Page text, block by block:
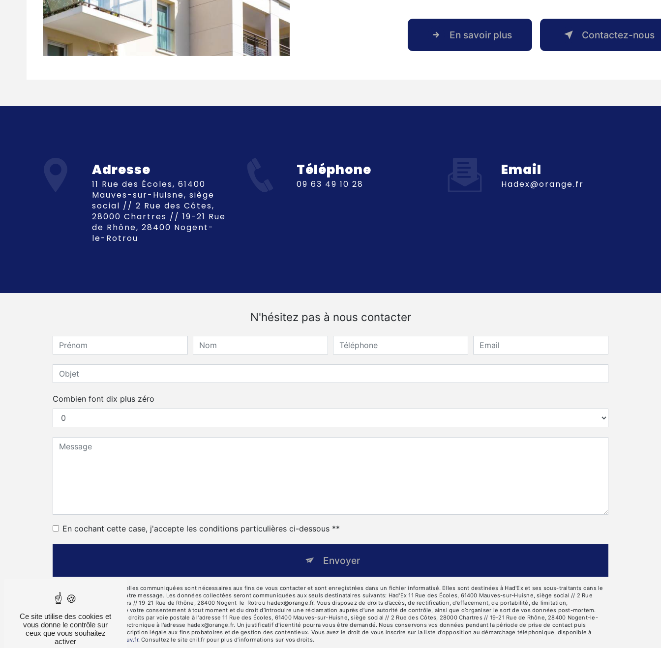
En savoir plus Contactez-nous
Adresse
11 Rue des Écoles, 61400
Mauves-sur-Huisne, siège
social // 2 Rue des Côtes,
28000 Chartres // 19-21 Rue
de Rhône, 28400 Nogent-
le-Rotrou
Téléphone
09 63 49 10 28
Email
hadex@orange.fr
N'hésitez pas à nous contacter
Combien font dix plus zéro
En cochant cette case, j'accepte les conditions particulières ci-dessous **
Envoyer
** Les données personnelles communiquées sont nécessaires aux fins de vous contacter et sont enregistrées dans un fichier informatisé. Elles sont destinées à Had'Ex et ses sous-traitants dans le
seul but de répondre à votre message. Les données collectées seront communiquées aux seuls destinataires suivants: Had'Ex 11 Rue des Écoles, 61400 Mauves-sur-Huisne, siège social // 2 Rue
des Côtes, 28000 Chartres // 19-21 Rue de Rhône, 28400 Nogent-le-Rotrou hadex@orange.fr. Vous disposez de droits d’accès, de rectification, d’effacement, de portabilité, de limitation,
d’opposition, de retrait de votre consentement à tout moment et du droit d’introduire une réclamation auprès d’une autorité de contrôle, ainsi que d’organiser le sort de vos données post-mortem.
Vous pouvez exercer ces droits par voie postale à l'adresse 11 Rue des Écoles, 61400 Mauves-sur-Huisne, siège social // 2 Rue des Côtes, 28000 Chartres // 19-21 Rue de Rhône, 28400 Nogent-le-
Rotrou ou par courrier électronique à l'adresse hadex@orange.fr. Un justificatif d'identité pourra vous être demandé. Nous conservons vos données pendant la période de prise de contact puis
pendant la durée de prescription légale aux fins probatoires et de gestion des contentieux. Vous avez le droit de vous inscrire sur la liste d'opposition au démarchage téléphonique, disponible à
cette adresse:
Bloctel.gouv.fr. Consultez le site cnil.fr pour plus d’informations sur vos droits.
Ce site utilise des cookies et
vous donne le contrôle sur
ceux que vous souhaitez
activer